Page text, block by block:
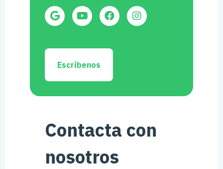
Escríbenos
Contacta con
nosotros